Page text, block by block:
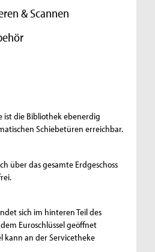
& Scannen
ist die Bibliothek ebenerdig
Schiebetüren erreichbar.
über das gesamte Erdgeschoss
sich im hinteren Teil des
Euroschlüssel geöffnet
kann an der Servicetheke